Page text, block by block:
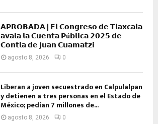
𝗔𝗣𝗥𝗢𝗕𝗔𝗗𝗔 | 𝗘𝗹 𝗖𝗼𝗻𝗴𝗿𝗲𝘀𝗼 𝗱𝗲 𝗧𝗹𝗮𝘅𝗰𝗮𝗹𝗮
𝗮𝘃𝗮𝗹𝗮 𝗹𝗮 𝗖𝘂𝗲𝗻𝘁𝗮 𝗣ú𝗯𝗹𝗶𝗰𝗮 𝟮𝟬𝟮𝟱 𝗱𝗲
𝗖𝗼𝗻𝘁𝗹𝗮 𝗱𝗲 𝗝𝘂𝗮𝗻 𝗖𝘂𝗮𝗺𝗮𝘁𝘇𝗶
agosto 8, 2026 0
Liberan a joven secuestrado en Calpulalpan
y detienen a tres personas en el Estado de
México; pedían 7 millones de...
agosto 8, 2026 0